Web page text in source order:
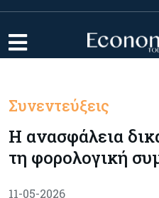
Συνεντεύξεις
Η ανασφάλεια
τη φορολογική
11-05-2026